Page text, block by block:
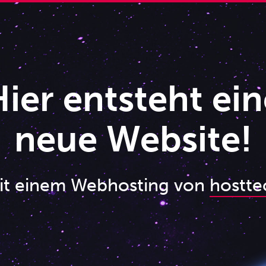
entsteht
neue Website!
einem Webhosting von